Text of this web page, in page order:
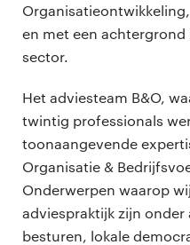
en met een
sector.
Het adviesteam B&O,
twintig professionals
toonaangevende
Organisatie &
Onderwerpen waarop
adviespraktijk zijn
besturen, lokale